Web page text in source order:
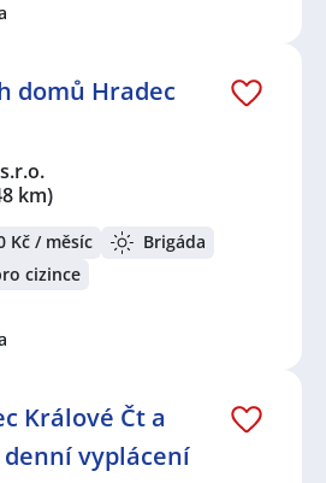
domů Hradec
km)
Kč / měsíc
Brigáda
cizince
Králové Čt a
denní vyplácení